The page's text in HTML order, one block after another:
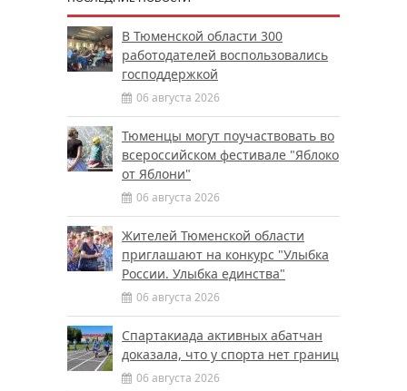
В Тюменской области 300
работодателей воспользовались
господдержкой
06 августа 2026
Тюменцы могут поучаствовать во
всероссийском фестивале "Яблоко
от Яблони"
06 августа 2026
Жителей Тюменской области
приглашают на конкурс "Улыбка
России. Улыбка единства"
06 августа 2026
Спартакиада активных абатчан
доказала, что у спорта нет границ
06 августа 2026